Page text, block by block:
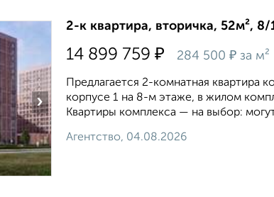
›
2-к квартира, вторичка, 52м², 8/
14 899 759 ₽ 284 500 ₽ за м²
Предлагается 2-комнатная квартира
корпусе 1 на 8-м этаже, в жилом
Квартиры комплекса — на выбор:
Агентство, 04.08.2026